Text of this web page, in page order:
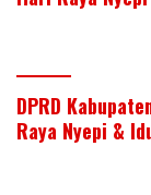
DPRD
Raya Nyepi &